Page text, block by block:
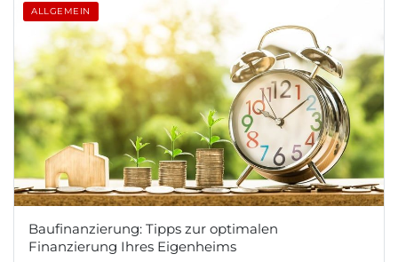
ALLGEMEIN
Baufinanzierung: Tipps zur optimalen
Finanzierung Ihres Eigenheims